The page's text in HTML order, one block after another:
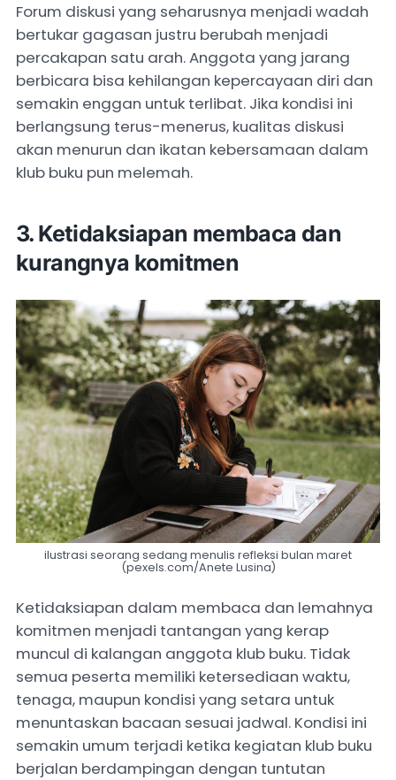
Forum diskusi yang seharusnya menjadi wadah
bertukar gagasan justru berubah menjadi
percakapan satu arah. Anggota yang jarang
berbicara bisa kehilangan kepercayaan diri dan
semakin enggan untuk terlibat. Jika kondisi ini
berlangsung terus-menerus, kualitas diskusi
akan menurun dan ikatan kebersamaan dalam
klub buku pun melemah.
3. Ketidaksiapan membaca dan
kurangnya komitmen
ilustrasi seorang sedang menulis refleksi bulan maret
(pexels.com/Anete Lusina)
Ketidaksiapan dalam membaca dan lemahnya
komitmen menjadi tantangan yang kerap
muncul di kalangan anggota klub buku. Tidak
semua peserta memiliki ketersediaan waktu,
tenaga, maupun kondisi yang setara untuk
menuntaskan bacaan sesuai jadwal. Kondisi ini
semakin umum terjadi ketika kegiatan klub buku
berjalan berdampingan dengan tuntutan